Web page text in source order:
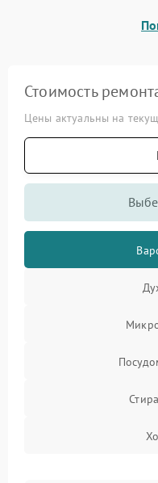
Стоимость
Цены актуальны на